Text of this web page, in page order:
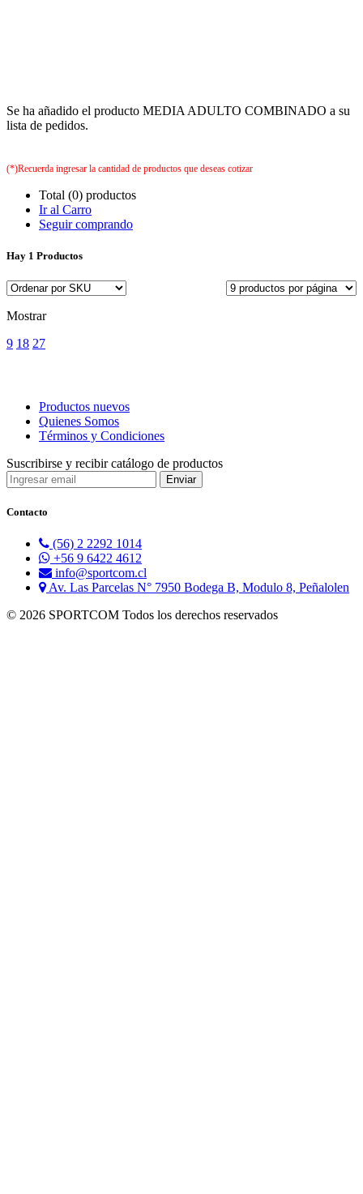
Se ha añadido el producto MEDIA ADULTO COMBINADO a su
lista de pedidos.
(*)Recuerda ingresar la cantidad de productos que deseas cotizar
Total (0) productos
Ir al Carro
Seguir comprando
Hay 1 Productos
Mostrar
9 18 27
Productos nuevos
Quienes Somos
Términos y Condiciones
Suscribirse y recibir catálogo de productos
Contacto
(56) 2 2292 1014
+56 9 6422 4612
info@sportcom.cl
Av. Las Parcelas N° 7950 Bodega B, Modulo 8, Peñalolen
© 2026 SPORTCOM Todos los derechos reservados